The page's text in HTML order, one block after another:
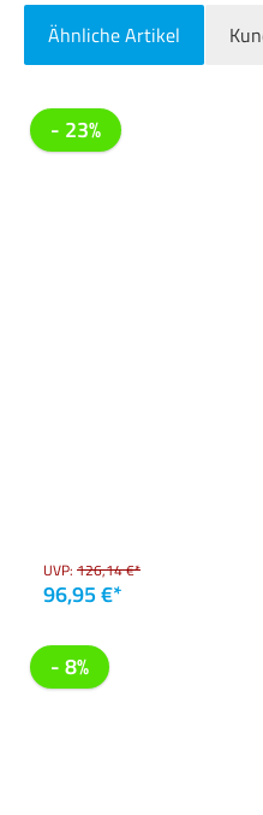
Ähnliche Artikel
Produktgalerie überspringen
- 23%
UVP: 126,14 €*
96,95 €*
- 8%